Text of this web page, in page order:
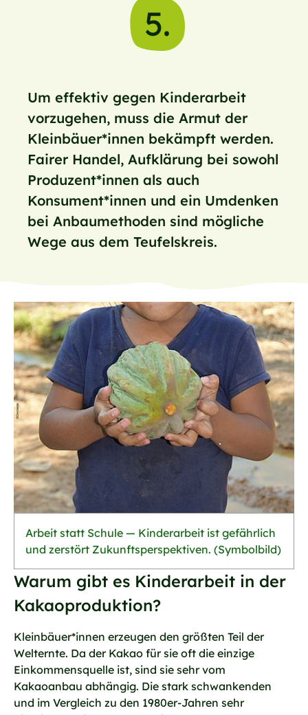
5.
Um effektiv gegen Kinderarbeit
vorzugehen, muss die Armut der
Kleinbäuer*innen bekämpft werden.
Fairer Handel, Aufklärung bei sowohl
Produzent*innen als auch
Konsument*innen und ein Umdenken
bei Anbaumethoden sind mögliche
Wege aus dem Teufelskreis.
Arbeit statt Schule — Kinderarbeit ist gefährlich
und zerstört Zukunftsperspektiven. (Symbolbild)
Warum gibt es Kinderarbeit in der
Kakaoproduktion?
Kleinbäuer*innen erzeugen den größten Teil der
Welternte. Da der Kakao für sie oft die einzige
Einkommensquelle ist, sind sie sehr vom
Kakaoanbau abhängig. Die stark schwankenden
und im Vergleich zu den 1980er-Jahren sehr